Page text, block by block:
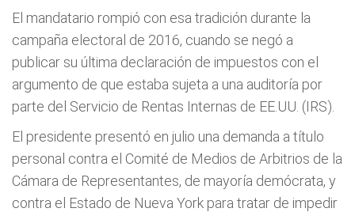
El mandatario rompió con esa tradición durante la
campaña electoral de 2016, cuando se negó a
publicar su última declaración de impuestos con el
argumento de que estaba sujeta a una auditoría por
parte del Servicio de Rentas Internas de EE.UU. (IRS).
El presidente presentó en julio una demanda a título
personal contra el Comité de Medios de Arbitrios de la
Cámara de Representantes, de mayoría demócrata, y
contra el Estado de Nueva York para tratar de impedir